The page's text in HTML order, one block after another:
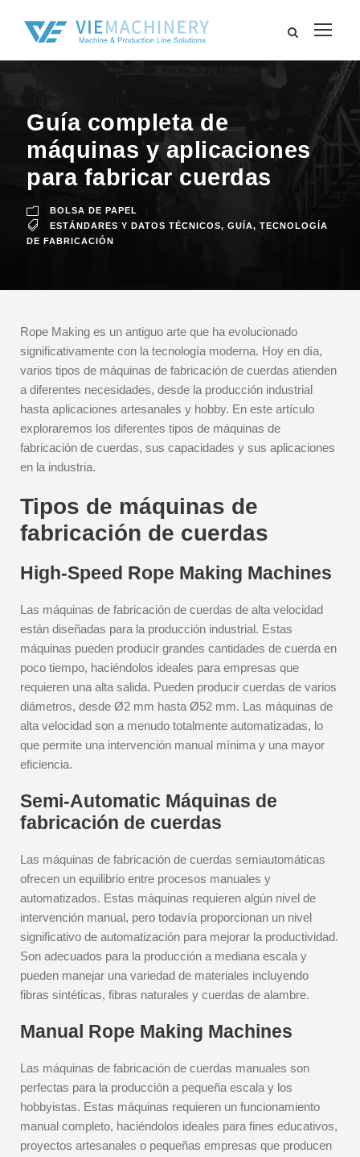
Guía completa de
máquinas y aplicaciones
para fabricar cuerdas
BOLSA DE PAPEL
ESTÁNDARES Y DATOS TÉCNICOS, GUÍA, TECNOLOGÍA
DE FABRICACIÓN
Rope Making es un antiguo arte que ha evolucionado
significativamente con la tecnología moderna. Hoy en día,
varios tipos de máquinas de fabricación de cuerdas atienden
a diferentes necesidades, desde la producción industrial
hasta aplicaciones artesanales y hobby. En este artículo
exploraremos los diferentes tipos de máquinas de
fabricación de cuerdas, sus capacidades y sus aplicaciones
en la industria.
Tipos de máquinas de
fabricación de cuerdas
High-Speed Rope Making Machines
Las máquinas de fabricación de cuerdas de alta velocidad
están diseñadas para la producción industrial. Estas
máquinas pueden producir grandes cantidades de cuerda en
poco tiempo, haciéndolos ideales para empresas que
requieren una alta salida. Pueden producir cuerdas de varios
diámetros, desde Ø2 mm hasta Ø52 mm. Las máquinas de
alta velocidad son a menudo totalmente automatizadas, lo
que permite una intervención manual mínima y una mayor
eficiencia.
Semi-Automatic Máquinas de
fabricación de cuerdas
Las máquinas de fabricación de cuerdas semiautomáticas
ofrecen un equilibrio entre procesos manuales y
automatizados. Estas máquinas requieren algún nivel de
intervención manual, pero todavía proporcionan un nivel
significativo de automatización para mejorar la productividad.
Son adecuados para la producción a mediana escala y
pueden manejar una variedad de materiales incluyendo
fibras sintéticas, fibras naturales y cuerdas de alambre.
Manual Rope Making Machines
Las máquinas de fabricación de cuerdas manuales son
perfectas para la producción a pequeña escala y los
hobbyistas. Estas máquinas requieren un funcionamiento
manual completo, haciéndolos ideales para fines educativos,
proyectos artesanales o pequeñas empresas que producen